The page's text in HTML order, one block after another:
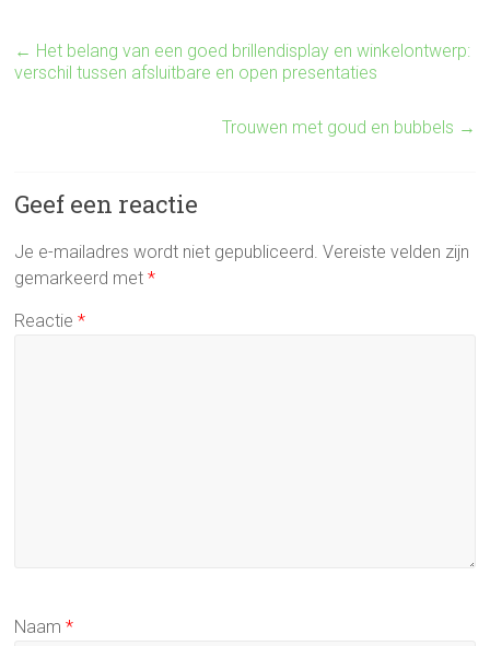
← Het belang van een goed brillendisplay en winkelontwerp:
verschil tussen afsluitbare en open presentaties
Trouwen met goud en bubbels →
Geef een reactie
Je e-mailadres wordt niet gepubliceerd. Vereiste velden zijn
gemarkeerd met*
Reactie*
Naam*